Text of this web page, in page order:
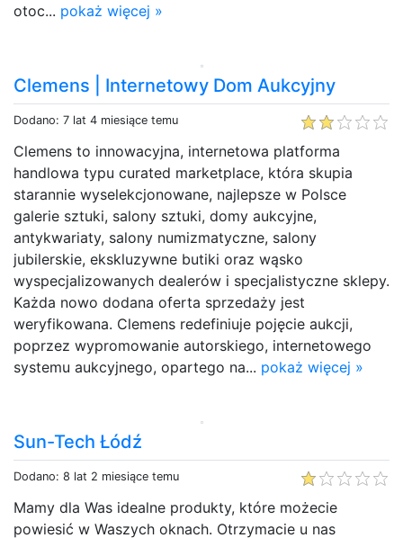
otoc... pokaż więcej »
Clemens | Internetowy Dom Aukcyjny
Dodano: 7 lat 4 miesiące temu
Clemens to innowacyjna, internetowa platforma
handlowa typu curated marketplace, która skupia
starannie wyselekcjonowane, najlepsze w Polsce
galerie sztuki, salony sztuki, domy aukcyjne,
antykwariaty, salony numizmatyczne, salony
jubilerskie, ekskluzywne butiki oraz wąsko
wyspecjalizowanych dealerów i specjalistyczne sklepy.
Każda nowo dodana oferta sprzedaży jest
weryfikowana. Clemens redefiniuje pojęcie aukcji,
poprzez wypromowanie autorskiego, internetowego
systemu aukcyjnego, opartego na... pokaż więcej »
Sun-Tech Łódź
Dodano: 8 lat 2 miesiące temu
Mamy dla Was idealne produkty, które możecie
powiesić w Waszych oknach. Otrzymacie u nas